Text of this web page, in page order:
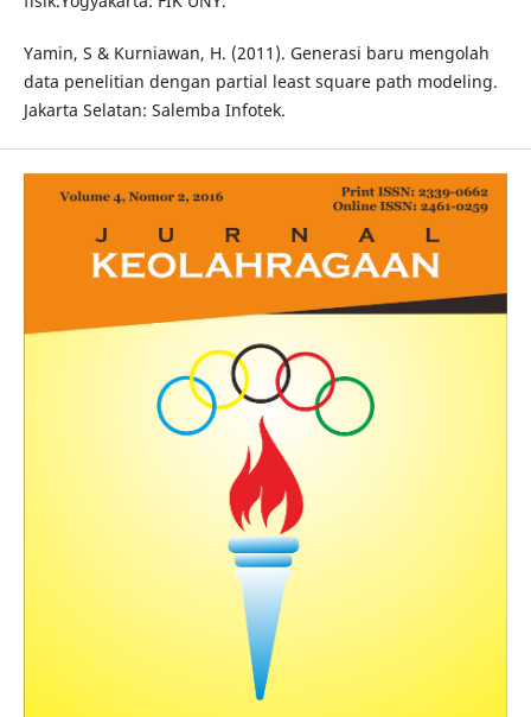
Yamin, S & Kurniawan, H. (2011). Generasi baru mengolah
data penelitian dengan partial least square path modeling.
Jakarta Selatan: Salemba Infotek.